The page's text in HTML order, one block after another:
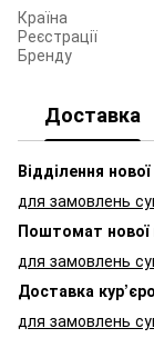
Країна
Реєстрації
Бренду
Доставка
Відділення
для замовлень
Поштомат нової
для замовлень
Доставка
для замовлень